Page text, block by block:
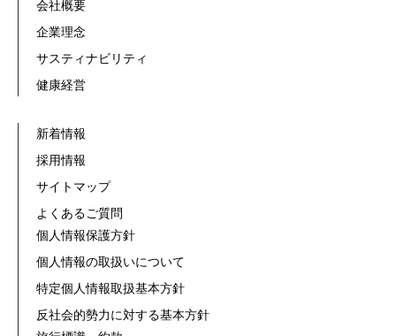
会社概要
企業理念
サスティナビリティ
健康経営
新着情報
採用情報
サイトマップ
よくあるご質問
個人情報保護方針
個人情報の取扱いについて
特定個人情報取扱基本方針
反社会的勢力に対する基本方針